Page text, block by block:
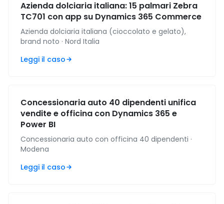
Azienda dolciaria italiana: 15 palmari Zebra
TC701 con app su Dynamics 365 Commerce
Azienda dolciaria italiana (cioccolato e gelato),
brand noto · Nord Italia
Leggi il caso
Concessionaria auto 40 dipendenti unifica
vendite e officina con Dynamics 365 e
Power BI
Concessionaria auto con officina 40 dipendenti ·
Modena
Leggi il caso